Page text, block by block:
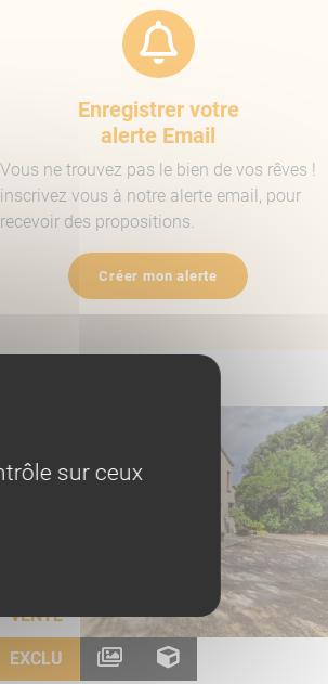
Enregistrer votre
alerte Email
Vous ne trouvez pas le bien de vos rêves !
inscrivez vous à notre alerte email, pour
recevoir des propositions.
Créer mon alerte
VENTE
EXCLU
sur ceux